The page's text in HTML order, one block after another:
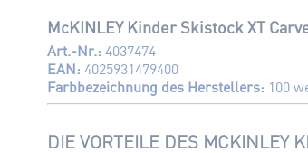
McKINLEY Kinder Skistock XT
Art.-Nr.: 4037474
EAN: 4025931479400
Farbbezeichnung des Herstellers: 100
DIE VORTEILE DES MCKINLEY